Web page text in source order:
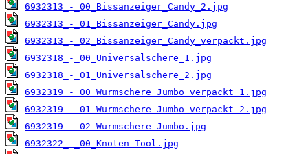
6932313_-_00_Bissanzeiger_Candy_2.jpg
6932313_-_01_Bissanzeiger_Candy.jpg
6932313_-_02_Bissanzeiger_Candy_verpackt.jpg
6932318_-_00_Universalschere_1.jpg
6932318_-_01_Universalschere_2.jpg
6932319_-_00_Wurmschere_Jumbo_verpackt_1.jpg
6932319_-_01_Wurmschere_Jumbo_verpackt_2.jpg
6932319_-_02_Wurmschere_Jumbo.jpg
6932322_-_00_Knoten-Tool.jpg